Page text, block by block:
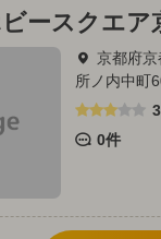
ースクエア
京都府
所ノ内中町
0件